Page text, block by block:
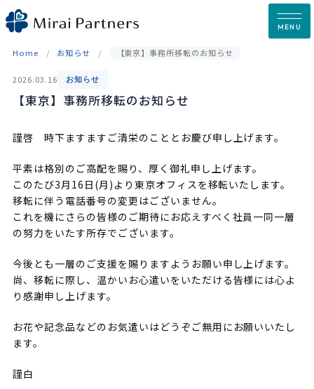
Skip
to
MENU
Home お知らせ 【東京】事務所移転のお知らせ
2026.03.16 お知らせ
【東京】事務所移転のお知らせ
謹啓 時下ますますご清栄のこととお慶び申し上げます。
平素は格別のご高配を賜り、厚く御礼申し上げます。
このたび3月16日(月)より東京オフィスを移転いたします。
移転に伴う電話番号の変更はございません。
これを機にさらの皆様のご期待にお応えすべく社員一同一層
の努力をいたす所存でございます。
今後とも一層のご支援を賜りますようお願い申し上げます。
尚、移転に際し、温かいお心遣いをいただける皆様には心よ
り感謝申し上げます。
お花や記念品などのお気遣いはどうぞご無用にお願いいたし
ます。
謹白